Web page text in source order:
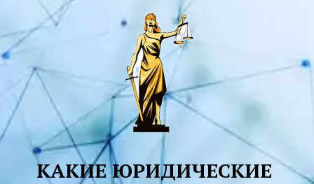
КАКИЕ ЮРИДИЧЕСКИЕ